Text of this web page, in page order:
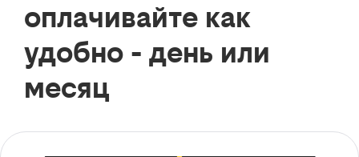
оплачивайте как
удобно - день или
месяц